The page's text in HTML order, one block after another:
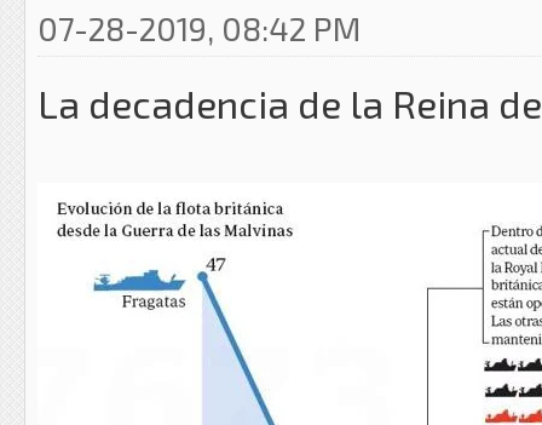
07-28-2019, 08:42 PM
La decadencia de la Reina